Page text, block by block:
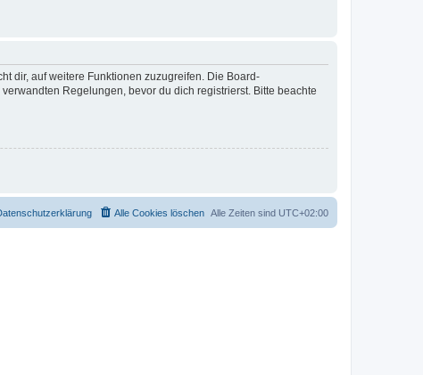
dir, auf weitere Funktionen zuzugreifen. Die Board-
Regelungen, bevor du dich registrierst. Bitte beachte
Alle Zeiten sind UTC+02:00
Alle Cookies löschen